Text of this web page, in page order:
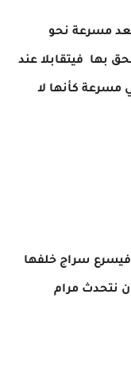
مسرعة نحو
بها فيتقابلا عند
مسرعة كأنها لا
فيسرع سراج خلفها
نتحدث مرام